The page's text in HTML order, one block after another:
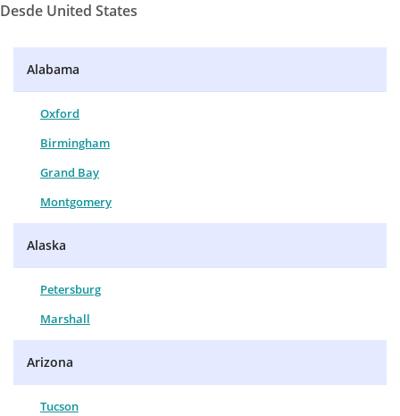
Desde United States
Alabama
Oxford
Birmingham
Grand Bay
Montgomery
Alaska
Petersburg
Marshall
Arizona
Tucson